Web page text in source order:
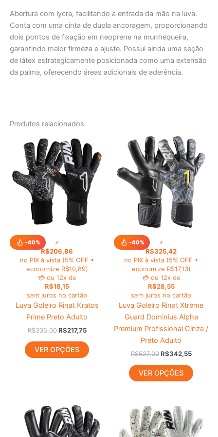
Abertura com lycra, facilitando a entrada da mão na luva.
Conta com uma cinta de dupla ancoragem, proporcionando
dois pontos de fixação em neoprene na munhequeira,
garantindo maior firmeza e ajuste. Possui ainda uma seção
de látex estrategicamente posicionada como uma extensão
da palma, oferecendo áreas adicionais de aderência.
Produtos relacionados
-40%
⚡
R$206,86
no PIX à vista (5% OFF •
economize R$10,89)
💳ou 12x de
R$18,15
sem juros no cartão
Luva Goleiro Rinat Kratos
Prime Preto Adulto
R$335,00
preço
original
era:
R$335,00.
R$217,75
preço
atual
é:
R$217,75.
VER OPÇÕES
produto
tem
várias
variantes.
escolhidas
na
-40%
⚡
R$325,42
no PIX à vista (5% OFF •
economize R$17,13)
💳ou 12x de
R$28,55
sem juros no cartão
Luva Goleiro Rinat Xtreme
Guard Dominius Alpha
Premium Profissional Cinza /
Preto Adulto
R$527,00
O
preço
original
era:
R$527,00.
R$342,55
O
preço
atual
é:
VER OPÇÕES
Este
tem
várias
As
podem
na
preço
original
era:
preço
atual
é:
produto
tem
preço
original
era:
preço
atual
é:tem